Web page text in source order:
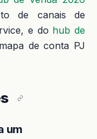
de canais de
e do hub de
de conta PJ
um